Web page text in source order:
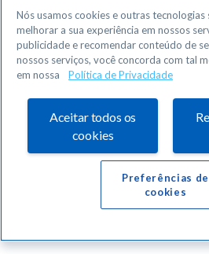
Nós usamos cookies e outras tecnologias
melhorar a sua experiência em nossos
publicidade e recomendar conteúdo de
nossos serviços, você concorda com tal
em nossa
Política de Privacidade
Aceitar todos os
cookies
Preferências de
cookies